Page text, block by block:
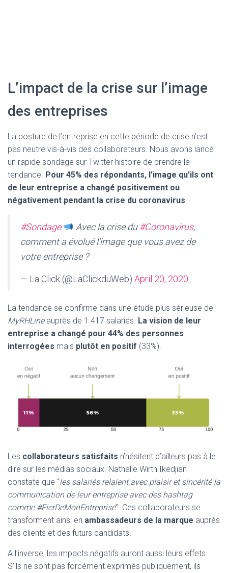
L’impact de la crise sur l’image
des entreprises
La posture de l’entreprise en cette période de crise n’est
pas neutre vis-à-vis des collaborateurs. Nous avons lancé
un rapide sondage sur Twitter histoire de prendre la
tendance. Pour 45% des répondants, l’image qu’ils ont
de leur entreprise a changé positivement ou
négativement pendant la crise du coronavirus.
#Sondage Avec la crise du#Coronavirus,
comment a évolué l'image que vous avez de
votre entreprise ?
— La Click (@LaClickduWeb) April 20, 2020
La tendance se confirme dans une étude plus sérieuse de
MyRHLineauprès de 1 417 salariés. La vision de leur
entreprise a changé pour 44% des personnes
interrogées mais plutôt en positif (33%).
Les collaborateurs satisfaits n’hésitent d’ailleurs pas à le
dire sur les médias sociaux. Nathalie Wirth Ikedjian
constate que “les salariés relaient avec plaisir et sincérité la
communication de leur entreprise avec des hashtag
comme #FierDeMonEntreprise”. Ces collaborateurs se
transforment ainsi en ambassadeurs de la marque auprès
des clients et des futurs candidats.
A l’inverse, les impacts négatifs auront aussi leurs effets.
S’ils ne sont pas forcément exprimés publiquement, ils